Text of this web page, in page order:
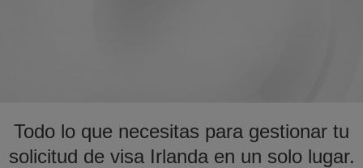
Todo lo que necesitas para gestionar tu
solicitud de visa Irlanda en un solo lugar.